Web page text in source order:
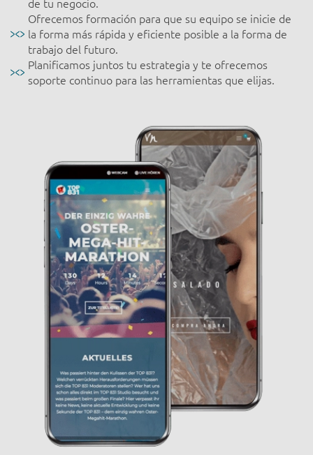
de tu negocio.
Ofrecemos formación para que su equipo se inicie de
la forma más rápida y eficiente posible a la forma de
trabajo del futuro.
Planificamos juntos tu estrategia y te ofrecemos
soporte continuo para las herramientas que elijas.